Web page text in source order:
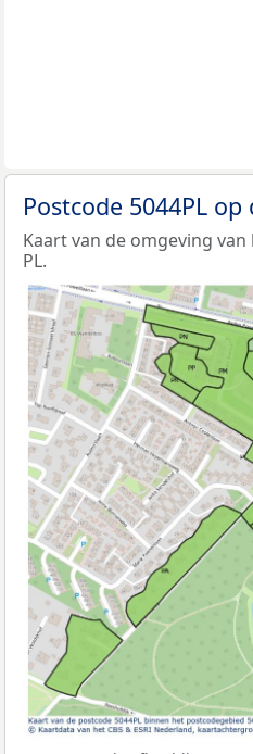
Postcode 5044PL
Kaart van de omgeving
PL.